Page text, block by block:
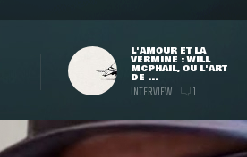
L'AMOUR ET LA
VERMINE : WILL
MCPHAIL, OU L'ART
DE ...
INTERVIEW 1